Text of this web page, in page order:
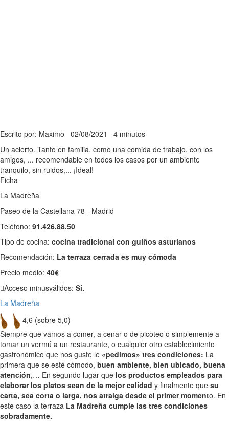
Escrito por: Maximo 02/08/2021 4 minutos
Un acierto. Tanto en familia, como una comida de trabajo, con los
amigos, ... recomendable en todos los casos por un ambiente
tranquilo, sin ruidos,... ¡Ideal!
Ficha
La Madreña
Paseo de la Castellana 78 - Madrid
Teléfono: 91.426.88.50
Tipo de cocina: cocina tradicional con guiños asturianos
Recomendación: La terraza cerrada es muy cómoda
Precio medio: 40€
Acceso minusválidos: Si.
La Madreña
4,6 (sobre 5,0)
Siempre que vamos a comer, a cenar o de picoteo o simplemente a
tomar un vermú a un restaurante, o cualquier otro establecimiento
gastronómico que nos guste le «pedimos» tres condiciones: La
primera que se esté cómodo, buen ambiente, bien ubicado, buena
atención,… En segundo lugar que los productos empleados para
elaborar los platos sean de la mejor calidad y finalmente que su
carta, sea corta o larga, nos atraiga desde el primer momento. En
este caso la terraza La Madreña cumple las tres condiciones
sobradamente.